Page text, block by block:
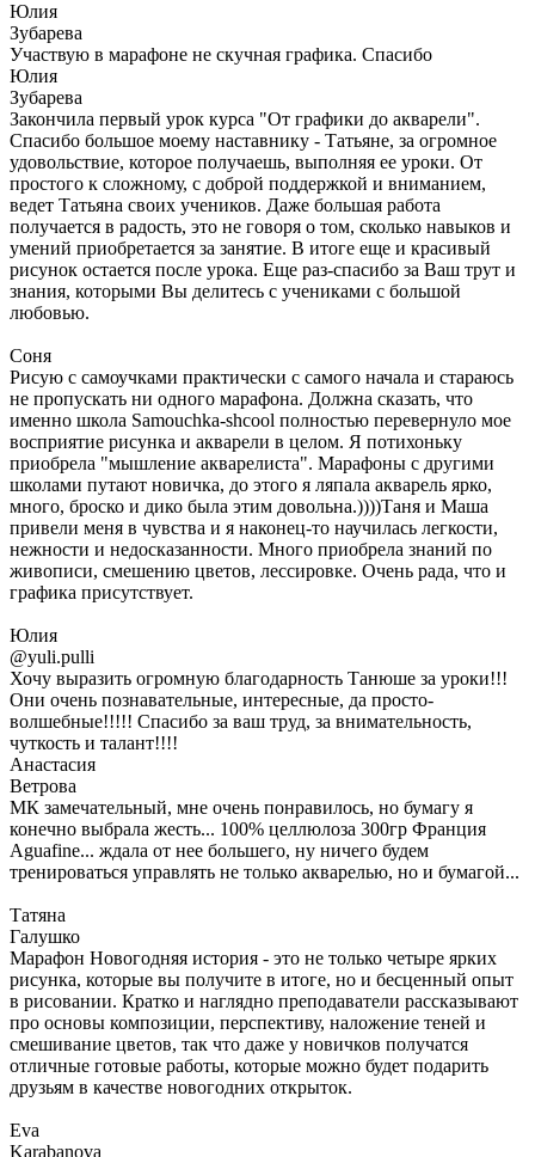
Юлия
Зубарева
Участвую в марафоне не скучная графика. Спасибо
Юлия
Зубарева
Закончила первый урок курса "От графики до акварели".
Спасибо большое моему наставнику - Татьяне, за огромное
удовольствие, которое получаешь, выполняя ее уроки. От
простого к сложному, с доброй поддержкой и вниманием,
ведет Татьяна своих учеников. Даже большая работа
получается в радость, это не говоря о том, сколько навыков и
умений приобретается за занятие. В итоге еще и красивый
рисунок остается после урока. Еще раз-спасибо за Ваш трут и
знания, которыми Вы делитесь с учениками с большой
любовью.
Соня
Рисую с самоучками практически с самого начала и стараюсь
не пропускать ни одного марафона. Должна сказать, что
именно школа Samouchka-shcool полностью перевернуло мое
восприятие рисунка и акварели в целом. Я потихоньку
приобрела "мышление акварелиста". Марафоны с другими
школами путают новичка, до этого я ляпала акварель ярко,
много, броско и дико была этим довольна.))))Таня и Маша
привели меня в чувства и я наконец-то научилась легкости,
нежности и недосказанности. Много приобрела знаний по
живописи, смешению цветов, лессировке. Очень рада, что и
графика присутствует.
Юлия
@yuli.pulli
Хочу выразить огромную благодарность Танюше за уроки!!!
Они очень познавательные, интересные, да просто-
волшебные!!!!! Спасибо за ваш труд, за внимательность,
чуткость и талант!!!!
Анастасия
Ветрова
МК замечательный, мне очень понравилось, но бумагу я
конечно выбрала жесть... 100% целлюлоза 300гр Франция
Aguafine... ждала от нее большего, ну ничего будем
тренироваться управлять не только акварелью, но и бумагой...
Татяна
Галушко
Марафон Новогодняя история - это не только четыре ярких
рисунка, которые вы получите в итоге, но и бесценный опыт
в рисовании. Кратко и наглядно преподаватели рассказывают
про основы композиции, перспективу, наложение теней и
смешивание цветов, так что даже у новичков получатся
отличные готовые работы, которые можно будет подарить
друзьям в качестве новогодних открыток.
Eva
Karabanova